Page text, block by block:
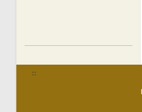
:::